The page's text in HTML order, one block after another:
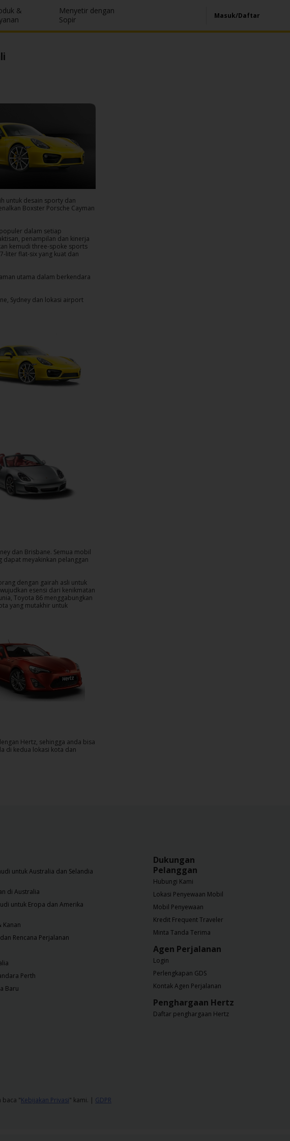
&
Menyetir dengan
Sopir
Masuk/Daftar
untuk desain sporty dan
Boxster Porsche Cayman
dalam setiap
penampilan dan kinerja
kemudi three-spoke sports
liter flat-six yang kuat dan
utama dalam berkendara
Sydney dan lokasi airport
dan Brisbane. Semua mobil
dapat meyakinkan pelanggan
dengan gairah asli untuk
esensi dari kenikmatan
Toyota 86 menggabungkan
yang mutakhir untuk
Hertz, sehingga anda bisa
di kedua lokasi kota dan
untuk Australia dan Selandia
di Australia
untuk Eropa dan Amerika
Kanan
Rencana Perjalanan
Perth
Baru
Dukungan
Pelanggan
Hubungi Kami
Lokasi Penyewaan Mobil
Mobil Penyewaan
Kredit Frequent Traveler
Minta Tanda Terima
Agen Perjalanan
Login
Perlengkapan GDS
Kontak Agen Perjalanan
Penghargaan Hertz
Daftar penghargaan Hertz
baca "Kebijakan Privasi" kami. | GDPR